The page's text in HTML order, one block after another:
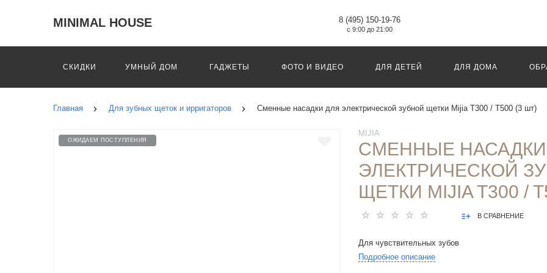
MINIMAL HOUSE 8 (495) 150-19-76
с 9:00 до 21:00
СКИДКИ УМНЫЙ ДОМ ГАДЖЕТЫ ФОТО И ВИДЕО ДЛЯ ДЕТЕЙ ДЛЯ ДОМА
Главная Для зубных щеток и ирригаторов Сменные насадки для электрической зубной щетки Mijia T300 / T500 (3 шт)
ОЖИДАЕМ ПОСТУПЛЕНИЯ
MIJIA
СМЕННЫЕ
ЭЛЕКТРИЧЕСКОЙ
ЩЕТКИ MIJIA T300 /
В СРАВНЕНИЕ
Для чувствительных зубов
Подробное описание